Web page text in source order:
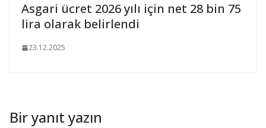
Asgari ücret 2026 yılı için net 28 bin 75
lira olarak belirlendi
23.12.2025
Bir yanıt yazın